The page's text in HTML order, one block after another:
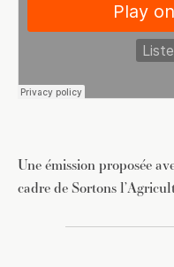
Une émission proposée
cadre de Sortons